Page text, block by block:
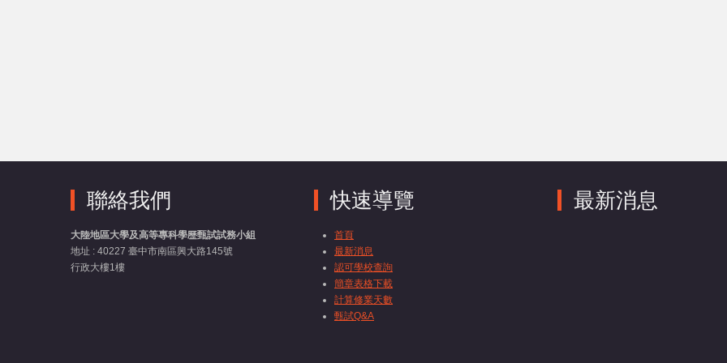
聯絡我們
大陸地區大學及高等專科學歷甄試試務小組
地址 : 40227 臺中市南區興大路145號
行政大樓1樓
快速導覽
首頁
最新消息
認可學校查詢
簡章表格下載
計算修業天數
甄試Q&A
最新消息